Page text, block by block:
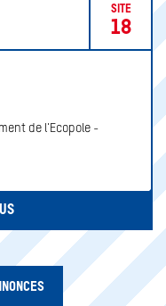
SITE
18
de l'Ecopole -